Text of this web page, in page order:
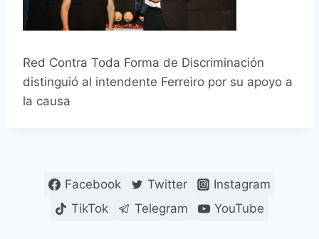
Red Contra Toda Forma de Discriminación
distinguió al intendente Ferreiro por su apoyo a
la causa
Facebook Twitter
Instagram
TikTok
Telegram YouTube